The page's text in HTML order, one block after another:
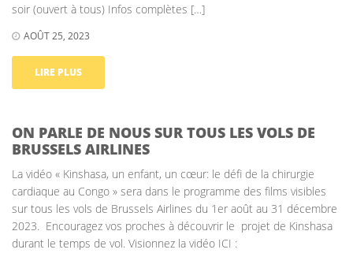
soir (ouvert à tous) Infos complètes […]
AOÛT 25, 2023
LIRE PLUS
ON PARLE DE NOUS SUR TOUS LES VOLS DE
BRUSSELS AIRLINES
La vidéo « Kinshasa, un enfant, un cœur: le défi de la chirurgie
cardiaque au Congo » sera dans le programme des films visibles
sur tous les vols de Brussels Airlines du 1er août au 31 décembre
2023. Encouragez vos proches à découvrir le projet de Kinshasa
durant le temps de vol. Visionnez la vidéo ICI :